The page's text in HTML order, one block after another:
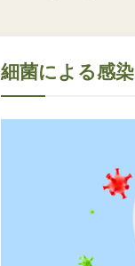
細菌による感染